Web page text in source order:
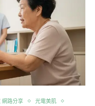
網路分享
光電美肌